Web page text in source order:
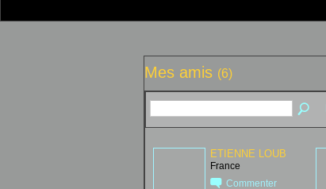
Mes amis (6)
ETIENNE LOUB
France
Commenter